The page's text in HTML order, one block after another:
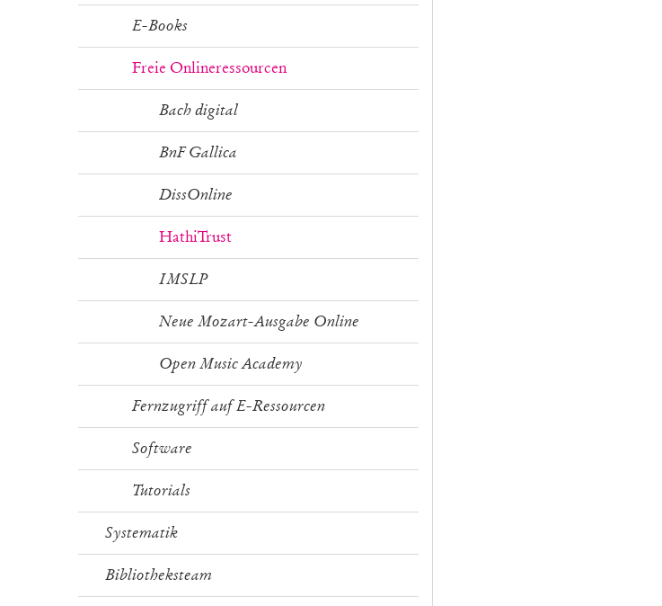
E-Books
Freie Onlineressourcen
Bach digital
BnF Gallica
DissOnline
HathiTrust
IMSLP
Neue Mozart-Ausgabe Online
Open Music Academy
Fernzugriff auf E-Ressourcen
Software
Tutorials
Systematik
Bibliotheksteam